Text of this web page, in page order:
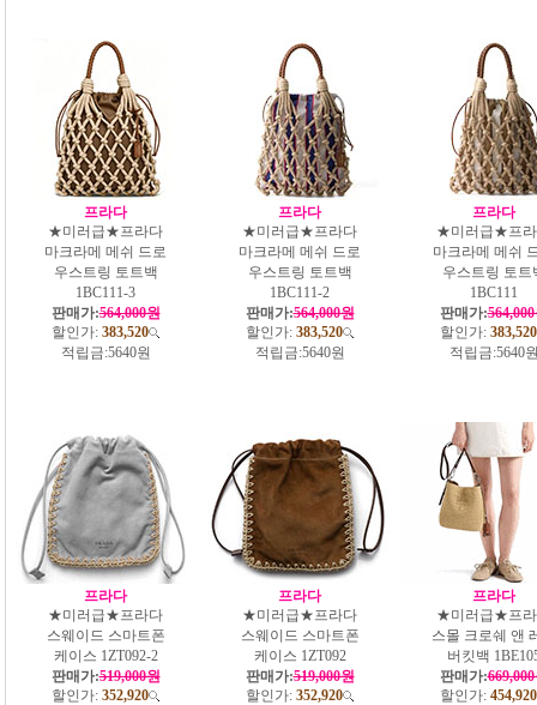
프라다
★미러급★프라다
마크라메 메쉬 드로
우스트링 토트백
1BC111-3
판매가:564,000원
할인가: 383,520
적립금:5640원
프라다
★미러급★프라다
마크라메 메쉬 드로
우스트링 토트백
1BC111-2
판매가:564,000원
할인가: 383,520
적립금:5640원
프라다
★미러급★프
마크라메 메쉬
우스트링 토트
1BC111
판매가:
할인가: 383,520
적립금:5640
프라다
★미러급★프라다
스웨이드 스마트폰
케이스 1ZT092-2
판매가:519,000원
할인가: 352,920
프라다
★미러급★프라다
스웨이드 스마트폰
케이스 1ZT092
판매가:519,000원
할인가: 352,920
프라다
★미러급★프
스몰 크로쉐 앤
버킷백
판매가:
할인가: 454,920